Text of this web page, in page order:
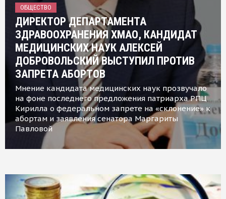
ОБЩЕСТВО
ДИРЕКТОР ДЕПАРТАМЕНТА
ЗДРАВООХРАНЕНИЯ ХМАО, КАНДИДАТ
МЕДИЦИНСКИХ НАУК АЛЕКСЕЙ
ДОБРОВОЛЬСКИЙ ВЫСТУПИЛ ПРОТИВ
ЗАПРЕТА АБОРТОВ
Мнение кандидата медицинских наук прозвучало
на фоне последнего предложения патриарха РПЦ
Кирилла о федеральном запрете на «склонение» к
абортам и заявления сенатора Маргариты
Павловой